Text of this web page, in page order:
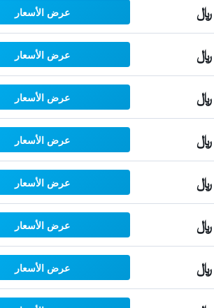
عرض الأسعار
عرض الأسعار
عرض الأسعار
عرض الأسعار
عرض الأسعار
عرض الأسعار
عرض الأسعار